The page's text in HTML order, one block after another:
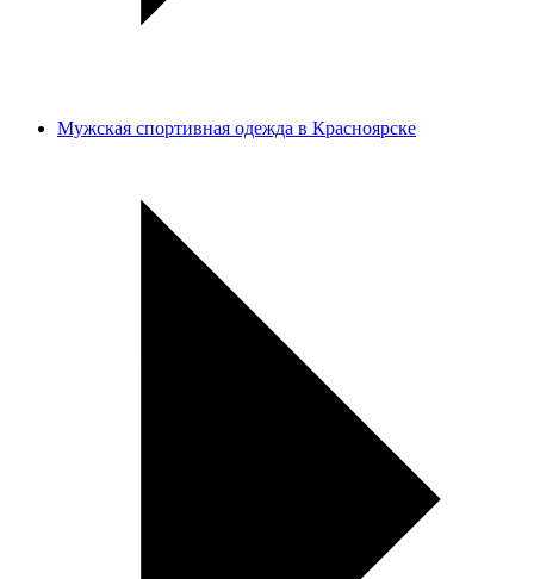
Мужская спортивная одежда в Красноярске